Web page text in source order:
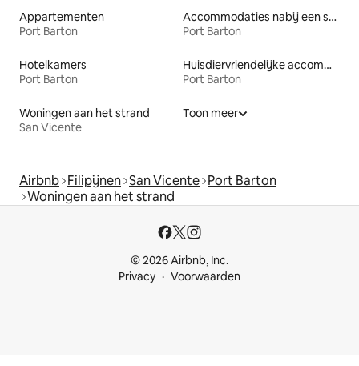
Appartementen
Port Barton
Accommodaties nabij een strand
Port Barton
Hotelkamers
Port Barton
Huisdiervriendelijke accommodaties
Port Barton
Woningen aan het strand
San Vicente
Toon meer
Airbnb Filipijnen San Vicente Port Barton
Woningen aan het strand
© 2026 Airbnb, Inc.
Privacy
Voorwaarden